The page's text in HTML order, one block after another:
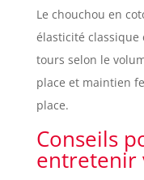
Le chouchou en
élasticité
tours selon le
place et maintien
place.
Conseils
entretenir